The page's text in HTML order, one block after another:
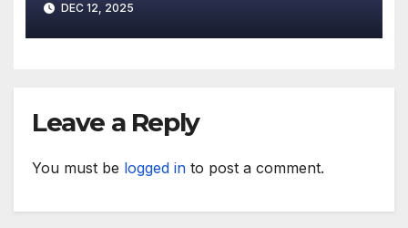
DEC 12, 2025
Leave a Reply
You must be logged in to post a comment.